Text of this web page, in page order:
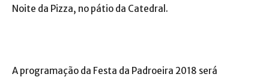
Noite da Pizza, no pátio da Catedral.
A programação da Festa da Padroeira 2018 será